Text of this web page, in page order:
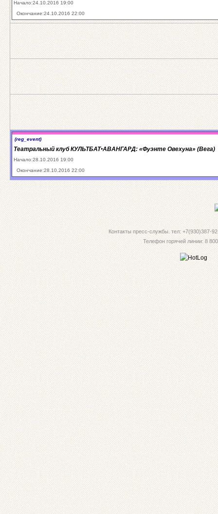
Начало:24.10.2016 19:00
Окончание:24.10.2016 22:00
(reg_event)
Театральный клуб КУЛЬТБАТ•АВАНГАРД: «Фуэнте Овехуна» (Вега)
Начало:28.10.2016 19:00
Окончание:28.10.2016 22:00
Контакты пресс-службы. тел: +7(930)387-
Телефон горячей линии: 8